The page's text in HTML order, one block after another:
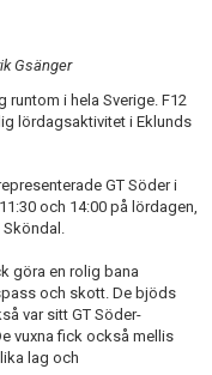
Gsänger
i hela Sverige. F12
lördagsaktivitet i Eklunds
GT Söder i
och 14:00 på lördagen,
Sköndal.
göra en rolig bana
och skott. De bjöds
var sitt GT Söder-
vuxna fick också mellis
lag och